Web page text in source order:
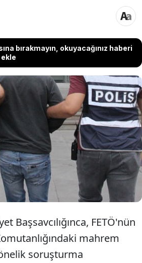
bırakmayın, okuyacağınız haberi
FETÖ'nün Kara Kuvvetleri
yapılanması soruşturmasında
şüpheli hakkında gözaltı kararı
Başsavcılığınca, FETÖ'nün
mahrem
soruşturma